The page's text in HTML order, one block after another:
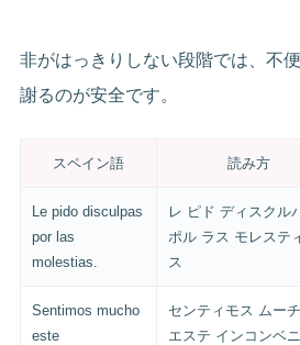
非がはっきりしない段階では、不
謝るのが安全です。
スペイン語 読み方
Le pido disculpas
por las
molestias.
レ ピド ディスクル
ポル ラス モレステ
ス
Sentimos mucho
este
センティモス ムー
エステ インコンベ